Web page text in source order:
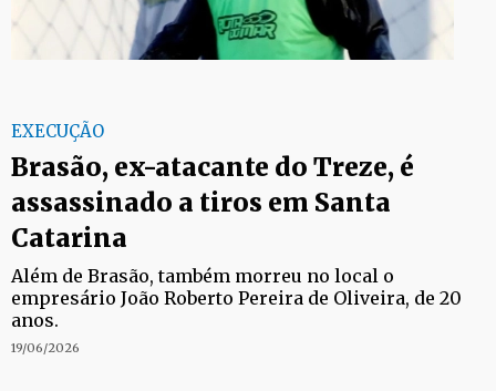
EXECUÇÃO
Brasão, ex-atacante do Treze, é
assassinado a tiros em Santa
Catarina
Além de Brasão, também morreu no local o
empresário João Roberto Pereira de Oliveira, de 20
anos.
19/06/2026